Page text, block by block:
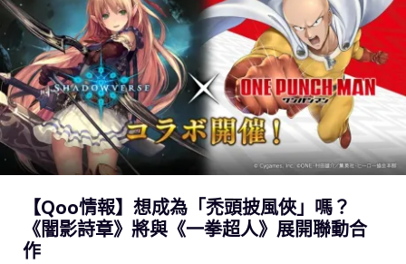
【Qoo情報】想成為「禿頭披風俠」嗎？
《闇影詩章》將與《一拳超人》展開聯動合
作